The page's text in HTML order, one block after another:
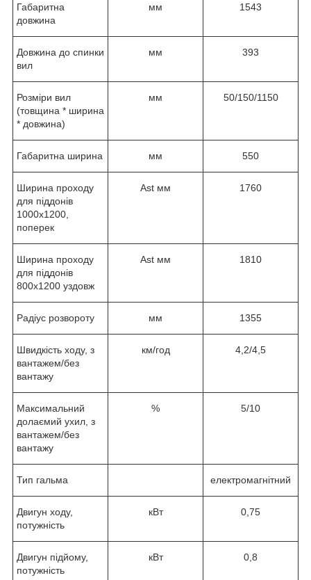
Габаритна
довжина
мм 1543
Довжина до спинки
вил
мм 393
Розміри вил
(товщина * ширина
* довжина)
мм 50/150/1150
Габаритна ширина мм 550
Ширина проходу
для піддонів
1000х1200,
поперек
Ast мм 1760
Ширина проходу
для піддонів
800х1200 уздовж
Ast мм 1810
Радіус розвороту мм 1355
Швидкість ходу, з
вантажем/без
вантажу
км/год 4,2/4,5
Максимальний
долаємий ухил, з
вантажем/без
вантажу
% 5/10
Тип гальма електромагнітний
Двигун ходу,
потужність
кВт 0,75
Двигун підйому,
потужність
кВт 0,8